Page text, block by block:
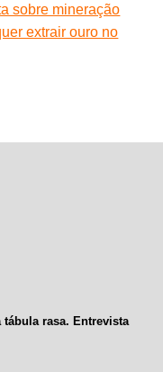
sobre mineração
extrair ouro no
rasa. Entrevista